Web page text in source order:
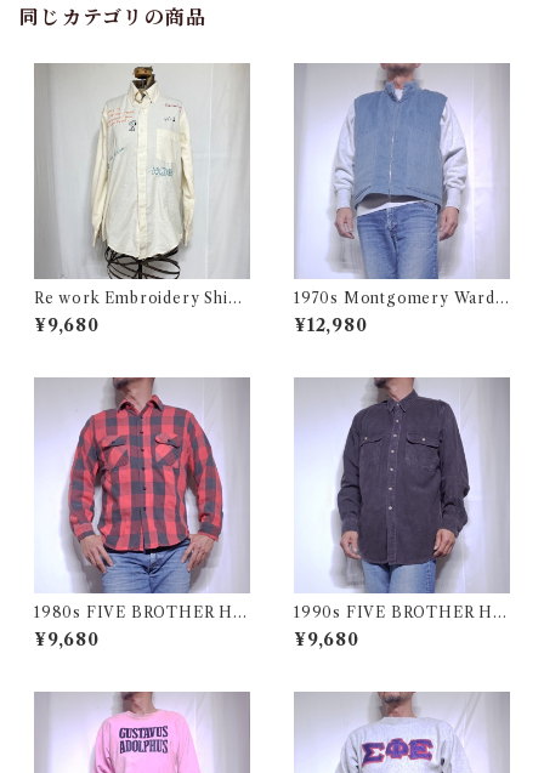
同じカテゴリの商品
Re work Embroidery Shirt
/ リワーク ハンド刺繍入り シ
ャツ 古着
¥9,680
1970s Montgomery Ward
PUT TOGETHERS Nylon S
ki Vest / 70年代 モンゴメリー
¥12,980
1980s FIVE BROTHER He
avy Flannel Shirt / ブロック
チェック バッファロー ヘビー
¥9,680
1990s FIVE BROTHER He
avy Flannel Shirt CHAMOI
S CLOTH Black USA / ファ
¥9,680